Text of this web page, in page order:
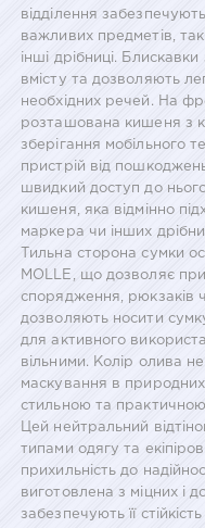
відділення
важливих предметів,
інші дрібниці.
вмісту та дозволяють
необхідних речей. На
розташована кишеня з
зберігання мобільного
пристрій від
швидкий доступ до
кишеня, яка відмінно
маркера чи інших
Тильна сторона сумки
MOLLE, що дозволяє
спорядження, рюкзаків
дозволяють носити
для активного
вільними. Колір олива
маскування в
стильною та
Цей нейтральний
типами одягу та
прихильність до
виготовлена з міцних і
забезпечують її